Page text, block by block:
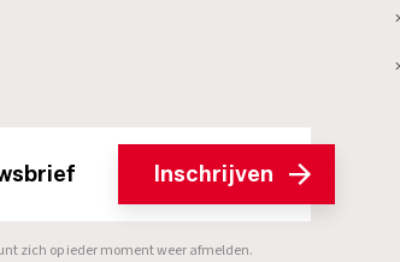
Inschrijven
zich op ieder moment weer afmelden.